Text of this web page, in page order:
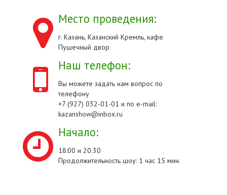
Место проведения:
г. Казань, Казанский Кремль, кафе
Пушечный двор
Наш телефон:
Вы можете задать нам вопрос по
телефону
+7 (927) 032-01-01 и по e-mail:
kazanshow@inbox.ru
Начало:
18:00 и 20.30
Продолжительность шоу: 1 час 15 мин.